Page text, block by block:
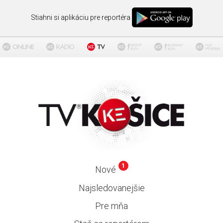
Stiahni si aplikáciu pre reportéra
Nové 1
Najsledovanejšie
Pre mňa